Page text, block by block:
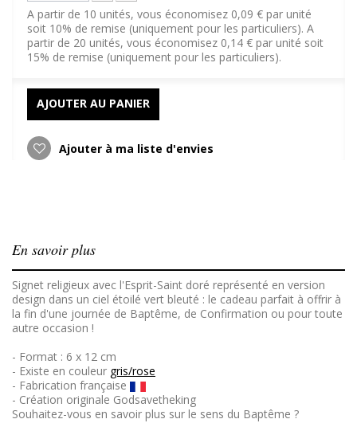
A partir de 10 unités, vous économisez 0,09 € par unité
soit 10% de remise (uniquement pour les particuliers). A
partir de 20 unités, vous économisez 0,14 € par unité soit
15% de remise (uniquement pour les particuliers).
AJOUTER AU PANIER
Ajouter à ma liste d'envies
En savoir plus
Signet religieux avec l'Esprit-Saint doré représenté en version
design dans un ciel étoilé vert bleuté : le cadeau parfait à offrir à
la fin d'une journée de Baptême, de Confirmation ou pour toute
autre occasion !
- Format : 6 x 12 cm
- Existe en couleur gris/rose
- Fabrication française
- Création originale Godsavetheking
Souhaitez-vous en savoir plus sur le sens du Baptême ?